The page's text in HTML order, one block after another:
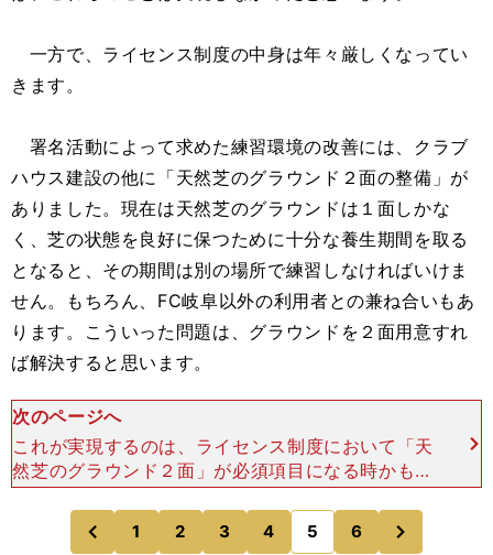
一方で、ライセンス制度の中身は年々厳しくなってい
きます。
署名活動によって求めた練習環境の改善には、クラブ
ハウス建設の他に「天然芝のグラウンド２面の整備」が
ありました。現在は天然芝のグラウンドは１面しかな
く、芝の状態を良好に保つために十分な養生期間を取る
となると、その期間は別の場所で練習しなければいけま
せん。もちろん、FC岐阜以外の利用者との兼ね合いもあ
ります。こういった問題は、グラウンドを２面用意すれ
ば解決すると思います。
次のページへ
これが実現するのは、ライセンス制度において「天
然芝のグラウンド２面」が必須項目になる時かもし
れません。行政もライセンスを剥奪されるわけには
行かないので、動かざるを得ません。しかし、一民
間企業のFC岐阜
前
のページへ
1 2 3 4 5 6
のページへ